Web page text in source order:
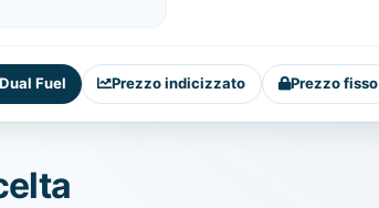
Fuel Prezzo indicizzato Prezzo fisso